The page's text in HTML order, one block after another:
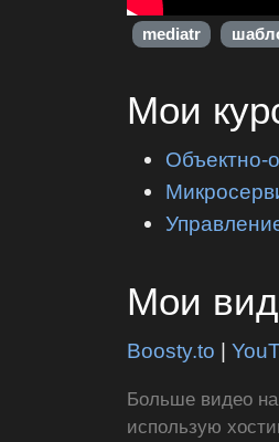
mediatr
Мои
Объектно-
Мои
Boosty.to |
Больше видео
использую